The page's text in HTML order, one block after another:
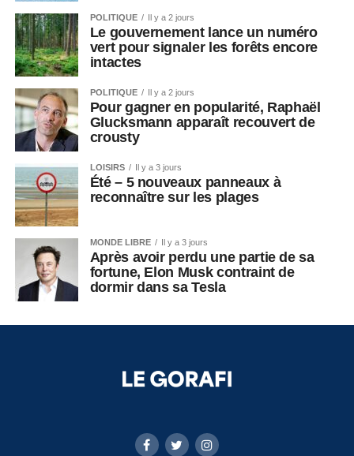
POLITIQUE Il y a 2 jours
Le gouvernement lance un numéro
vert pour signaler les forêts encore
intactes
POLITIQUE Il y a 2 jours
Pour gagner en popularité, Raphaël
Glucksmann apparaît recouvert de
crousty
LOISIRS Il y a 3 jours
Été – 5 nouveaux panneaux à
reconnaître sur les plages
MONDE LIBRE Il y a 3 jours
Après avoir perdu une partie de sa
fortune, Elon Musk contraint de
dormir dans sa Tesla